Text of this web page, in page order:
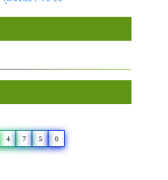
4 7 5 0